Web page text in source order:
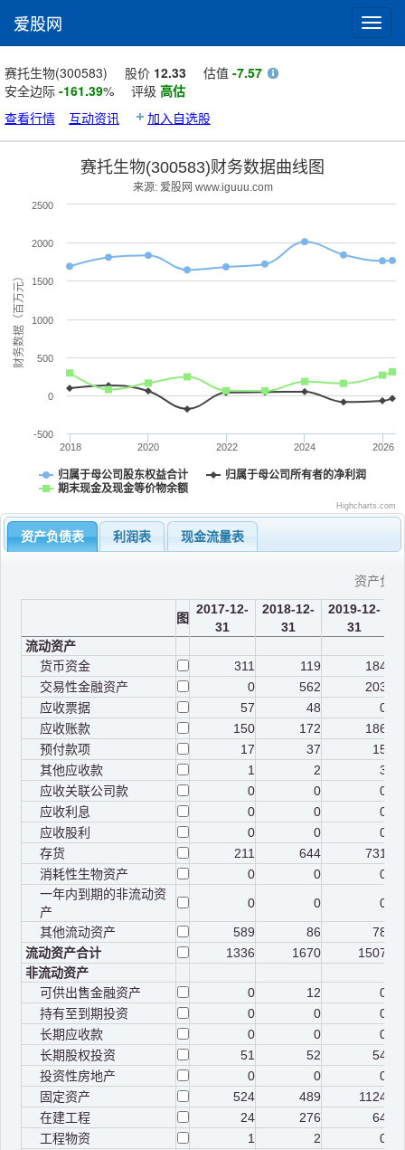
爱股网
赛托生物(300583) 股价 12.33 估值 -7.57
安全边际 -161.39% 评级 高估
查看行情
互动资讯 加入自选股
财务数据（百万元）
赛托生物(300583)财务数据曲线图
来源: 爱股网 www.iguuu.com
归属于母公司股东权益合计
归属于母公司所有者的净利润
期末现金及现金等价物余额
2018 2020 2022 2024 2026
-500
0
500
1000
1500
2000
2500
Highcharts.com
资产负债表 利润表 现金流量表
资产负
图
2017-12-
31
2018-12-
31
2019-12-
31
流动资产
货币资金
311 119
184
交易性金融资产
0 562
203
应收票据
57 48
0
应收账款
150 172
186
预付款项
17 37
15
其他应收款
1 2
3
应收关联公司款
0 0
0
应收利息
0 0
0
应收股利
0 0
0
存货
211 644
731
消耗性生物资产
0 0
0
一年内到期的非流动资
产
0 0
0
其他流动资产
589 86
78
流动资产合计
1336 1670
1507
非流动资产
可供出售金融资产
0 12
0
持有至到期投资
0 0
0
长期应收款
0 0
0
长期股权投资
51 52
54
投资性房地产
0 0
0
固定资产
524 489
1124
在建工程
24 276
64
工程物资
1 2
0